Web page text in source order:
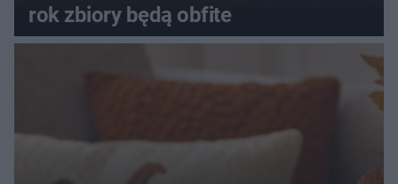
rok zbiory będą obfite